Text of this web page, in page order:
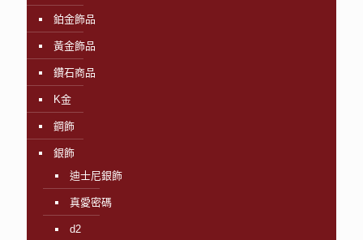
鉑金飾品
黃金飾品
鑽石商品
K金
鋼飾
銀飾
迪士尼銀飾
真愛密碼
d2